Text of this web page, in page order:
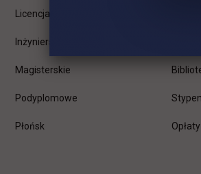
Licencjackie
Inżynierskie
Magisterskie
Podyplomowe
Płońsk Opłaty